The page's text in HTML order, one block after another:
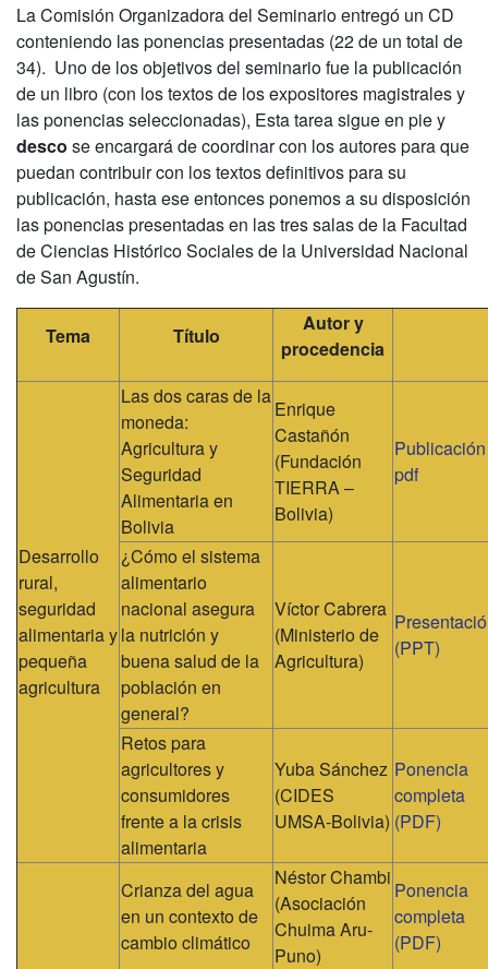
La Comisión Organizadora del Seminario entregó un CD
conteniendo las ponencias presentadas (22 de un total de
34). Uno de los objetivos del seminario fue la publicación
de un libro (con los textos de los expositores magistrales y
las ponencias seleccionadas), Esta tarea sigue en pie y
desco se encargará de coordinar con los autores para que
puedan contribuir con los textos definitivos para su
publicación, hasta ese entonces ponemos a su disposición
las ponencias presentadas en las tres salas de la Facultad
de Ciencias Histórico Sociales de la Universidad Nacional
de San Agustín.
Tema Título
Autor y
procedencia
Desarrollo
rural,
seguridad
alimentaria y
pequeña
agricultura
Las dos caras de la
moneda:
Agricultura y
Seguridad
Alimentaria en
Bolivia
Enrique
Castañón
(Fundación
TIERRA –
Bolivia)
pdf
¿Cómo el sistema
alimentario
nacional asegura
la nutrición y
buena salud de la
población en
general?
Víctor Cabrera
(Ministerio de
Agricultura)
(PPT)
Retos para
agricultores y
consumidores
frente a la crisis
alimentaria
Yuba Sánchez
(CIDES
UMSA-Bolivia)
Ponencia
completa
(PDF)
Crianza del agua
en un contexto de
cambio climático
Néstor Chambi
(Asociación
Chuima Aru-
Puno)
Ponencia
completa
(PDF)